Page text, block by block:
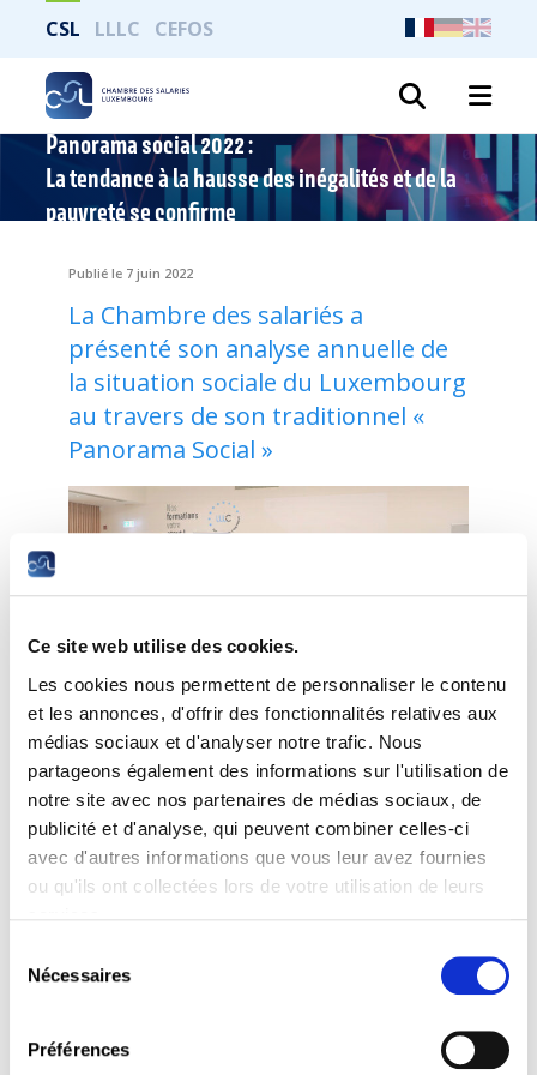
Ce site web utilise des cookies.
Les cookies nous permettent de personnaliser le contenu
et les annonces, d'offrir des fonctionnalités relatives aux
médias sociaux et d'analyser notre trafic. Nous
partageons également des informations sur l'utilisation de
notre site avec nos partenaires de médias sociaux, de
publicité et d'analyse, qui peuvent combiner celles-ci
avec d'autres informations que vous leur avez fournies
ou qu'ils ont collectées lors de votre utilisation de leurs
Nécessaires
Préférences
CSL LLLC CEFOS
Panorama social 2022 :
La tendance à la hausse des inégalités et de la
pauvreté se confirme
Publié le 7 juin 2022
La Chambre des salariés a
présenté son analyse annuelle de
la situation sociale du Luxembourg
au travers de son traditionnel «
Panorama Social »
Comme à l’accoutumée, la Chambre des salariés
présente son analyse annuelle de la situation
économique et sociale du Grand-Duché au travers
de son traditionnel Panorama social. Cette
publication rassemble des données statistiques
dispersées et parfois peu exploitées permettant de
livrer non seulement une vue d’ensemble de la
confrontant aux performances de ses partenaires
développés au monde, force est de constater que